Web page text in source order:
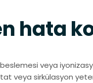
hata
veya
veya sirkülasyon